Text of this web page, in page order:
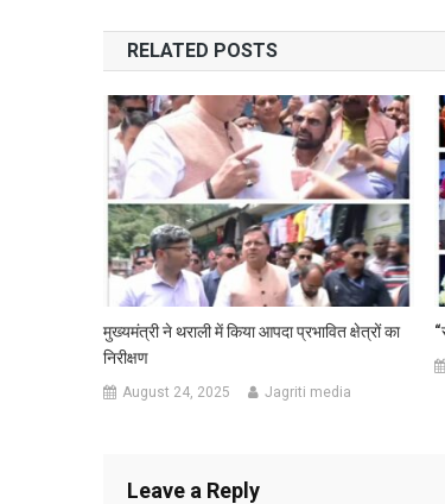
navigation
RELATED POSTS
मुख्यमंत्री ने थराली में किया आपदा प्रभावित क्षेत्रों का
निरीक्षण
August 24, 2025 Jagriti media
Leave a Reply